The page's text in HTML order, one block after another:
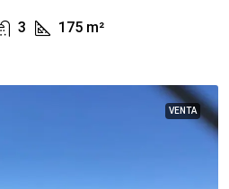
3 175 m²
VENTA